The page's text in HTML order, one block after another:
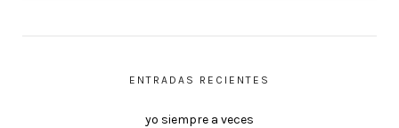
ENTRADAS RECIENTES
yo siempre a veces